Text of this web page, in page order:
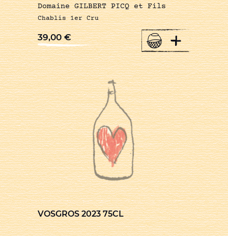
Domaine GILBERT PICQ et Fils
Chablis 1er Cru
39,00€ +
VOSGROS 2023 75CL